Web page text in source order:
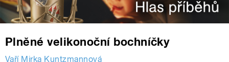
Plněné velikonoční bochníčky
Vaří Mirka Kuntzmannová